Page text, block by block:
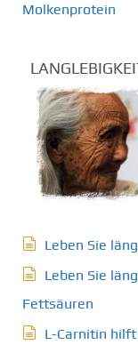
Molkenprotein
Leben Sie
Leben Sie
Fettsäuren
L-Carnitin